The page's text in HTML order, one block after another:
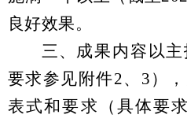
良好效果。
三、 成果内容以
要求参见附件2、3）
表式和要求（具体要